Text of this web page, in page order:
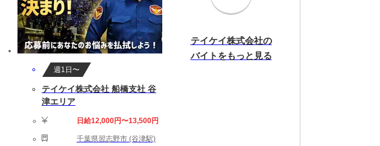
週1日〜
テイケイ株式会社 船橋支社 谷
津エリア
日給12,000円〜13,500円
千葉県習志野市 (谷津駅)
テイケイ株式会社の
バイトをもっと見る